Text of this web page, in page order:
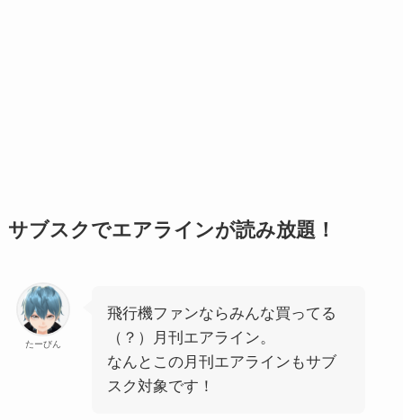
サブスクでエアラインが読み放題！
たーびん
飛行機ファンならみんな買ってる
（？）月刊エアライン。
なんとこの月刊エアラインもサブ
スク対象です！